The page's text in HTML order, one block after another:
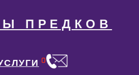
ПРЕДКОВ
0